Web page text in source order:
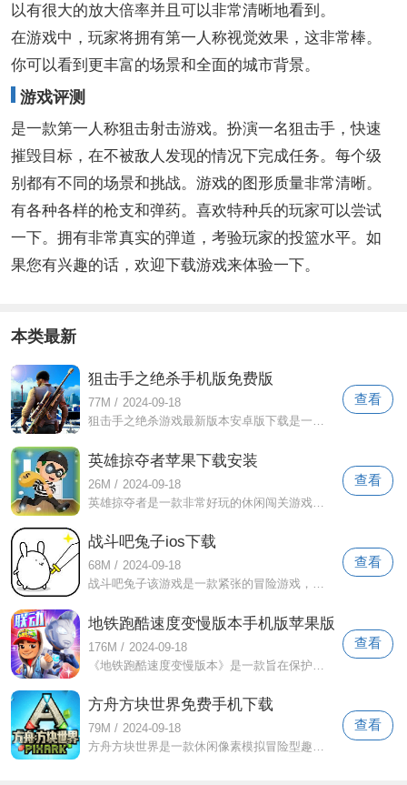
以有很大的放大倍率并且可以非常清晰地看到。
在游戏中，玩家将拥有第一人称视觉效果，这非常棒。
你可以看到更丰富的场景和全面的城市背景。
游戏评测
是一款第一人称狙击射击游戏。扮演一名狙击手，快速
摧毁目标，在不被敌人发现的情况下完成任务。每个级
别都有不同的场景和挑战。游戏的图形质量非常清晰。
有各种各样的枪支和弹药。喜欢特种兵的玩家可以尝试
一下。拥有非常真实的弹道，考验玩家的投篮水平。如
果您有兴趣的话，欢迎下载游戏来体验一下。
本类最新
狙击手之绝杀手机版免费版
77M / 2024-09-18
狙击手之绝杀游戏最新版本安卓版下载是一款3D风格的射击对战游戏。游戏中有各种各样的挑战和任务等待玩家去面对。在游戏中，玩家将体验到前
查看
英雄掠夺者苹果下载安装
26M / 2024-09-18
英雄掠夺者是一款非常好玩的休闲闯关游戏。 英雄掠夺者这个游戏中有很多道具可供玩家选择使用，并且游戏的机制会分布在房间的各个角落。你
查看
战斗吧兔子ios下载
68M / 2024-09-18
战斗吧兔子该游戏是一款紧张的冒险游戏，你成为兔子王，带领更多的兔子踏上奇妙的逃脱之旅。地球已经被毁灭了。为了拯救环境，各个动物大佬
查看
地铁跑酷速度变慢版本手机版苹果版
176M / 2024-09-18
查看
方舟方块世界免费手机下载
79M / 2024-09-18
方舟方块世界是一款休闲像素模拟冒险型趣味生存游戏。在这款游戏中，玩家可以进行与生存相关的冒险，寻找更多的资源和材料，不断完成具有挑
查看